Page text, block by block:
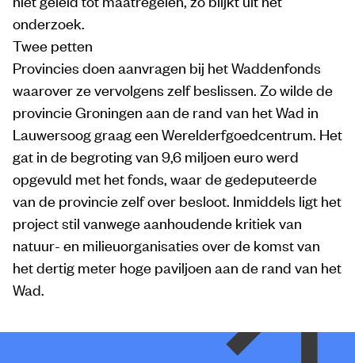
onderzoek.
Twee petten
Provincies doen aanvragen bij het Waddenfonds
waarover ze vervolgens zelf beslissen. Zo wilde de
provincie Groningen aan de rand van het Wad in
Lauwersoog graag een Werelderfgoedcentrum. Het
gat in de begroting van 9,6 miljoen euro werd
opgevuld met het fonds, waar de gedeputeerde
van de provincie zelf over besloot. Inmiddels ligt het
project stil vanwege aanhoudende kritiek van
natuur- en milieuorganisaties over de komst van
het dertig meter hoge paviljoen aan de rand van het
Wad.